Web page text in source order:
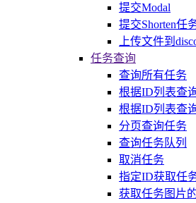
提交Modal
提交Shorten任
上传文件到
任务查询
查询所有任务
根据ID列表查
根据ID列表查
分页查询任务
查询任务队列
取消任务
指定ID获取任
获取任务图片